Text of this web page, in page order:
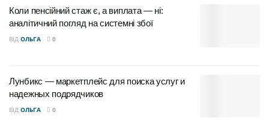
Коли пенсійний стаж є, а виплата — ні:
аналітичний погляд на системні збої
ВІД ОЛЬГА 0
Лунбикс — маркетплейс для поиска услуг и
надежных подрядчиков
ВІД ОЛЬГА 0